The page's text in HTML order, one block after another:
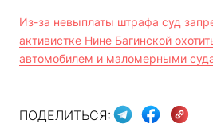
Из-за невыплаты штрафа суд
активистке Нине Багинской
автомобилем и маломерными
ПОДЕЛИТЬСЯ: